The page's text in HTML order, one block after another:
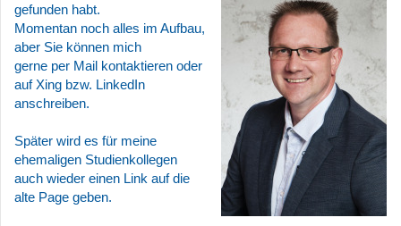
gefunden habt.
Momentan noch alles im Aufbau,
aber Sie können mich
gerne per Mail kontaktieren oder
auf Xing bzw. LinkedIn
anschreiben.
Später wird es für meine
ehemaligen Studienkollegen
auch wieder einen Link auf die
alte Page geben.